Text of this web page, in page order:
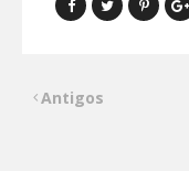
Antigos